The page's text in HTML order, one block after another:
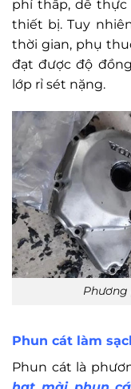
phí thấp, dễ
thiết bị. Tuy
thời gian, phụ
đạt được độ
lớp rỉ sét nặng.
Phun cát làm
Phun cát là